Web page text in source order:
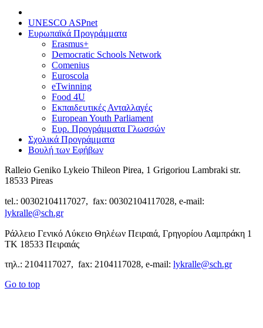
UNESCO ASPnet
Ευρωπαϊκά Προγράμματα
Erasmus+
Democratic Schools Network
Comenius
Euroscola
eTwinning
Food 4U
Εκπαιδευτικές Ανταλλαγές
European Youth Parliament
Ευρ. Προγράμματα Γλωσσών
Σχολικά Προγράμματα
Βουλή των Εφήβων
Ralleio Geniko Lykeio Thileon Pirea, 1 Grigoriou Lambraki str.
18533 Pireas
tel.: 00302104117027, fax: 00302104117028, e-mail:
lykralle@sch.gr
Ράλλειο Γενικό Λύκειο Θηλέων Πειραιά, Γρηγορίου Λαμπράκη 1
ΤΚ 18533 Πειραιάς
τηλ.: 2104117027, fax: 2104117028, e-mail: lykralle@sch.gr
Go to top